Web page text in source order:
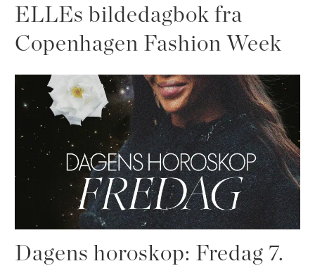
ELLEs bildedagbok fra
Copenhagen Fashion Week
Dagens horoskop: Fredag 7.